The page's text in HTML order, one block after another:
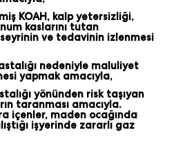
KOAH, kalp yetersizliği,
kaslarını tutan
ve tedavinin izlenmesi
nedeniyle maluliyet
yapmak amacıyla,
yönünden risk taşıyan
taranması amacıyla.
içenler, maden ocağında
işyerinde zararlı gaz